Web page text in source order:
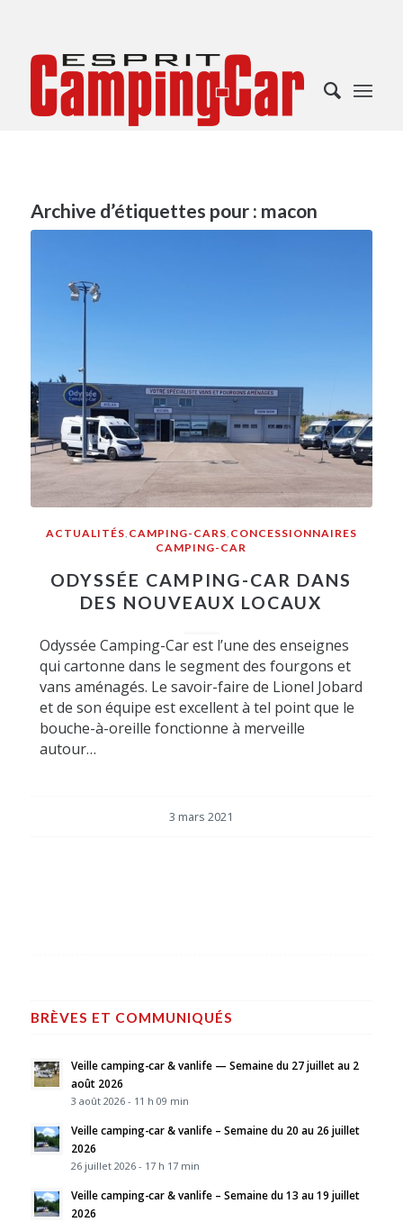
Archive d’étiquettes pour : macon
ACTUALITÉS CAMPING-CARS CONCESSIONNAIRES
CAMPING-CAR
ODYSSÉE CAMPING-CAR DANS
DES NOUVEAUX LOCAUX
Odyssée Camping-Car est l’une des enseignes
qui cartonne dans le segment des fourgons et
vans aménagés. Le savoir-faire de Lionel Jobard
et de son équipe est excellent à tel point que le
bouche-à-oreille fonctionne à merveille
autour…
3 mars 2021
BRÈVES ET COMMUNIQUÉS
Veille camping-car & vanlife — Semaine du 27 juillet au 2
août 2026
3 août 2026 - 11 h 09 min
Veille camping-car & vanlife – Semaine du 20 au 26 juillet
2026
26 juillet 2026 - 17 h 17 min
Veille camping-car & vanlife – Semaine du 13 au 19 juillet
2026